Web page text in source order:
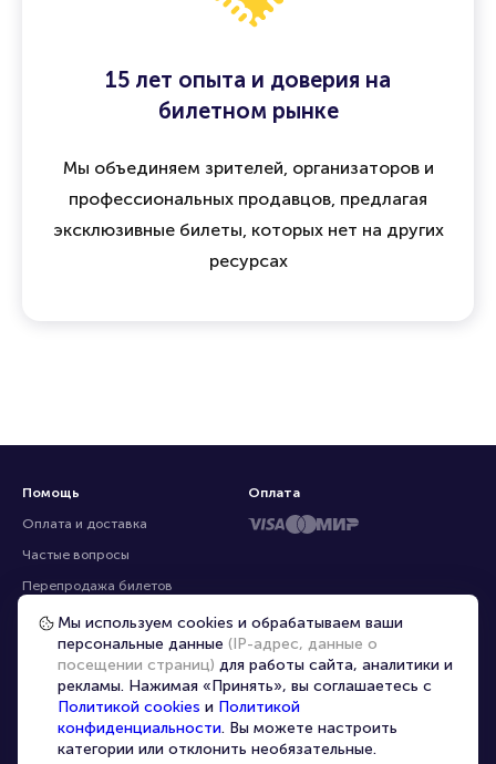
15 лет опыта и доверия на
билетном рынке
Мы объединяем зрителей, организаторов и
профессиональных продавцов, предлагая
эксклюзивные билеты, которых нет на других
ресурсах
Помощь
Оплата и доставка
Частые вопросы
Перепродажа билетов
Организаторам
Корпоративным клиентам
Условия использования
Персональные данные
8-800-500-42-62
Оплата
Мы используем cookies и обрабатываем ваши
персональные данные (IP-адрес, данные о
посещении страниц) для работы сайта, аналитики и
рекламы. Нажимая «Принять», вы соглашаетесь с
Политикой cookies и Политикой
конфиденциальности. Вы можете настроить
категории или отклонить необязательные.